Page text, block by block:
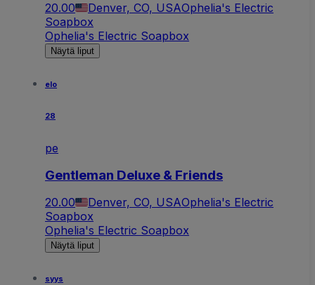
20.00 Denver, CO, USAOphelia's Electric
Soapbox
Ophelia's Electric Soapbox
Näytä liput
elo
28
pe
Gentleman Deluxe & Friends
20.00 Denver, CO, USAOphelia's Electric
Soapbox
Ophelia's Electric Soapbox
Näytä liput
syys